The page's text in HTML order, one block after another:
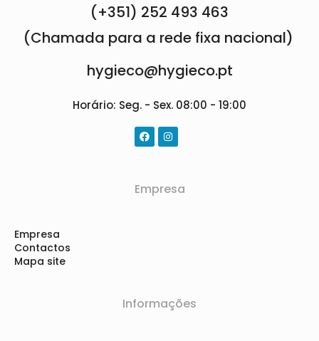
(+351) 252 493 463
(Chamada para a rede fixa nacional)
hygieco@hygieco.pt
Horário: Seg. - Sex. 08:00 - 19:00
Empresa
Empresa
Contactos
Mapa site
Informações